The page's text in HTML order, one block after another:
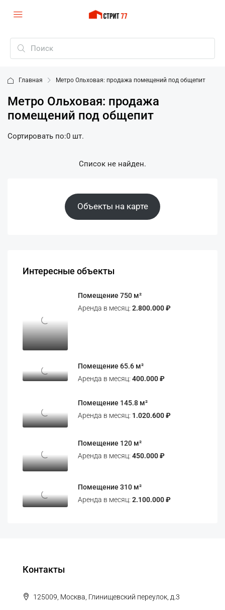
Главная Метро Ольховая: продажа помещений под общепит
Метро Ольховая: продажа
помещений под общепит
0 шт.
Сортировать по:
Список не найден.
Объекты на карте
Интересные объекты
Помещение 750 м²
Аренда в месяц: 2.800.000 ₽
Помещение 65.6 м²
Аренда в месяц: 400.000 ₽
Помещение 145.8 м²
Аренда в месяц: 1.020.600 ₽
Помещение 120 м²
Аренда в месяц: 450.000 ₽
Помещение 310 м²
Аренда в месяц: 2.100.000 ₽
Контакты
125009, Москва, Глинищевский переулок, д.3